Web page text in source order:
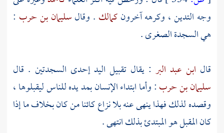
وجه التدين ، وكرهه آخرونكمالك . وقالسليمان بن حرب :
هي السجدة الصغرى .
قال ابن عبد البر : يقال تقبيل اليد إحدى السجدتين . قال
سليمان بن حرب: وأما ابتداء الإنسان بمد يده للناس ليقبلوها ،
وقصده لذلك فهذا ينهى عنه بلا نزاع كائنا من كان بخلاف ما إذا
كان المقبل هو المبتدئ بذلك انتهى .